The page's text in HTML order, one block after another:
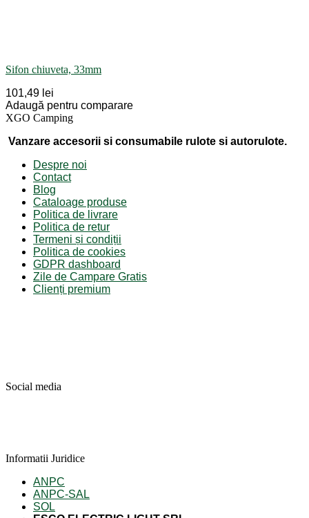
Sifon chiuveta, 33mm
101,49 lei
Adaugă pentru comparare
XGO Camping
Vanzare accesorii si consumabile rulote si autorulote.
Despre noi
Contact
Blog
Cataloage produse
Politica de livrare
Politica de retur
Termeni și condiții
Politica de cookies
GDPR dashboard
Zile de Campare Gratis
Clienți premium
Social media
Informatii Juridice
ANPC
ANPC-SAL
SOL